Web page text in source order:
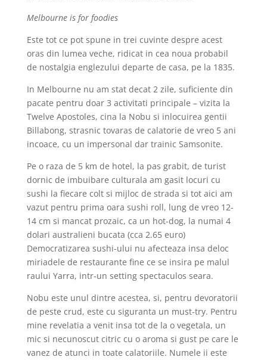
Melbourne is for foodies
Este tot ce pot spune in trei cuvinte despre acest
oras din lumea veche, ridicat in cea noua probabil
de nostalgia englezului departe de casa, pe la 1835.
In Melbourne nu am stat decat 2 zile, suficiente din
pacate pentru doar 3 activitati principale – vizita la
Twelve Apostoles, cina la Nobu si inlocuirea gentii
Billabong, strasnic tovaras de calatorie de vreo 5 ani
incoace, cu un impersonal dar trainic Samsonite.
Pe o raza de 5 km de hotel, la pas grabit, de turist
dornic de imbuibare culturala am gasit locuri cu
sushi la fiecare colt si mijloc de strada si tot aici am
vazut pentru prima oara sushi roll, lung de vreo 12-
14 cm si mancat prozaic, ca un hot-dog, la numai 4
dolari australieni bucata (cca 2.65 euro)
Democratizarea sushi-ului nu afecteaza insa deloc
miriadele de restaurante fine ce se insira pe malul
raului Yarra, intr-un setting spectaculos seara.
Nobu este unul dintre acestea, si, pentru devoratorii
de peste crud, este cu siguranta un must-try. Pentru
mine revelatia a venit insa tot de la o vegetala, un
mic si necunoscut citric cu o aroma si gust pe care le
vanez de atunci in toate calatoriile. Numele ii este